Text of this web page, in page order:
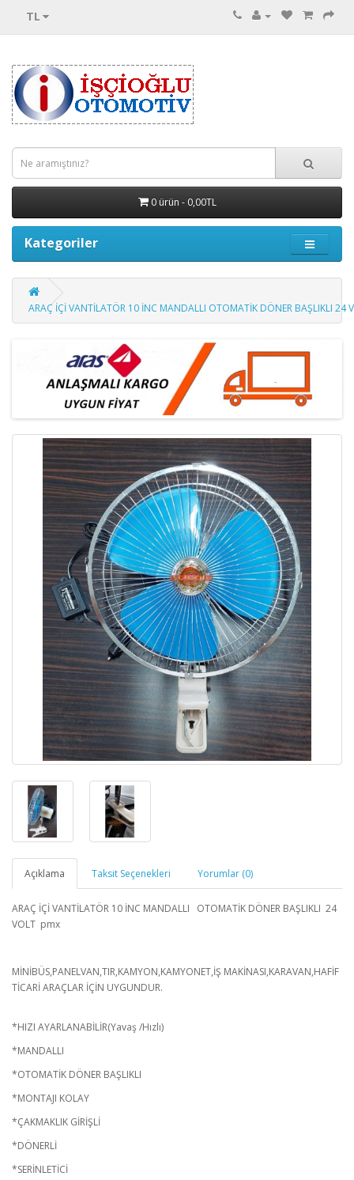
TL
0 ürün - 0,00TL
Kategoriler
ARAÇ İÇİ VANTİLATÖR 10 İNC MANDALLI OTOMATİK DÖNER BAŞLIKLI 24
Açıklama Taksit Seçenekleri Yorumlar (0)
ARAÇ İÇİ VANTİLATÖR 10 İNC MANDALLI OTOMATİK DÖNER BAŞLIKLI 24
VOLT pmx
MİNİBÜS,PANELVAN,TIR,KAMYON,KAMYONET,İŞ MAKİNASI,KARAVAN,HAFİF
TİCARİ ARAÇLAR İÇİN UYGUNDUR.
*HIZI AYARLANABİLİR(Yavaş /Hızlı)
*MANDALLI
*OTOMATİK DÖNER BAŞLIKLI
*MONTAJI KOLAY
*ÇAKMAKLIK GİRİŞLİ
*DÖNERLİ
*SERİNLETİCİ